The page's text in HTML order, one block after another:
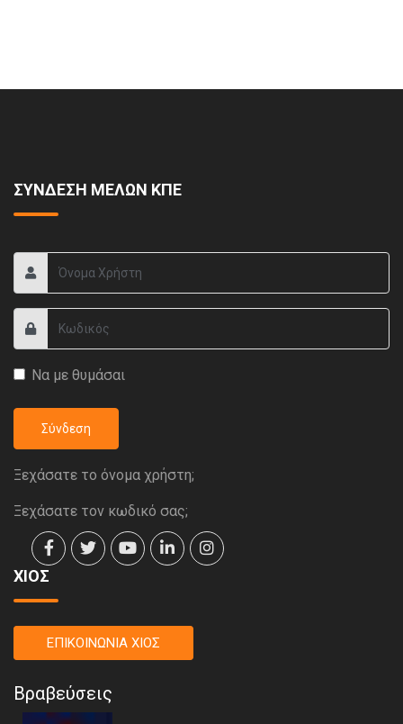
ΣΥΝΔΕΣΗ ΜΕΛΩΝ ΚΠΕ
Να με θυμάσαι
Σύνδεση
Ξεχάσατε το όνομα χρήστη;
Ξεχάσατε τον κωδικό σας;
ΧΙΟΣ
ΕΠΙΚΟΙΝΩΝΙΑ ΧΙΟΣ
Βραβεύσεις